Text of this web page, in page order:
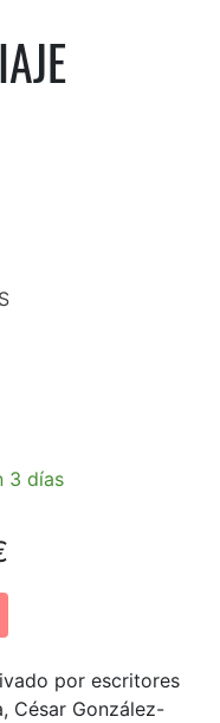
3 días
por escritores
César González-